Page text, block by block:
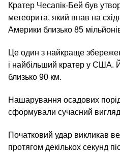
Кратер Чесапік-Бей був
метеорита, який впав на
Америки близько 85
Це один з найкраще
і найбільший кратер у США.
близько 90 км.
Нашарування осадових
сформували сучасний вигляд
Початковий удар викликав
протягом декількох секунд